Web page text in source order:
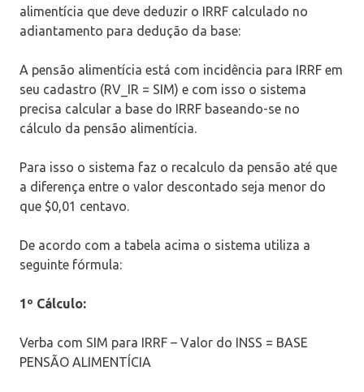
alimentícia que deve deduzir o IRRF calculado no
adiantamento para dedução da base:
A pensão alimentícia está com incidência para IRRF em
seu cadastro (RV_IR = SIM) e com isso o sistema
precisa calcular a base do IRRF baseando-se no
cálculo da pensão alimentícia.
Para isso o sistema faz o recalculo da pensão até que
a diferença entre o valor descontado seja menor do
que $0,01 centavo.
De acordo com a tabela acima o sistema utiliza a
seguinte fórmula:
1º Cálculo:
Verba com SIM para IRRF – Valor do INSS = BASE
PENSÃO ALIMENTÍCIA